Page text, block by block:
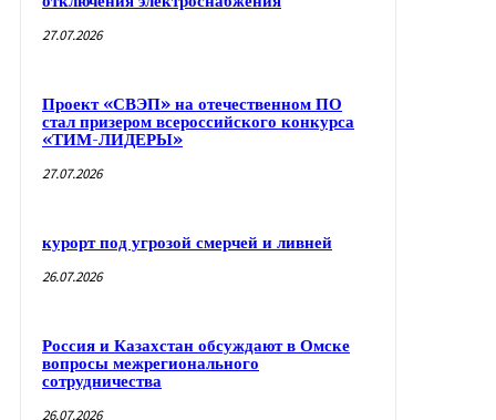
27.07.2026
Проект «СВЭП» на отечественном ПО
стал призером всероссийского конкурса
«ТИМ-ЛИДЕРЫ»
27.07.2026
курорт под угрозой смерчей и ливней
26.07.2026
Россия и Казахстан обсуждают в Омске
вопросы межрегионального
сотрудничества
26.07.2026